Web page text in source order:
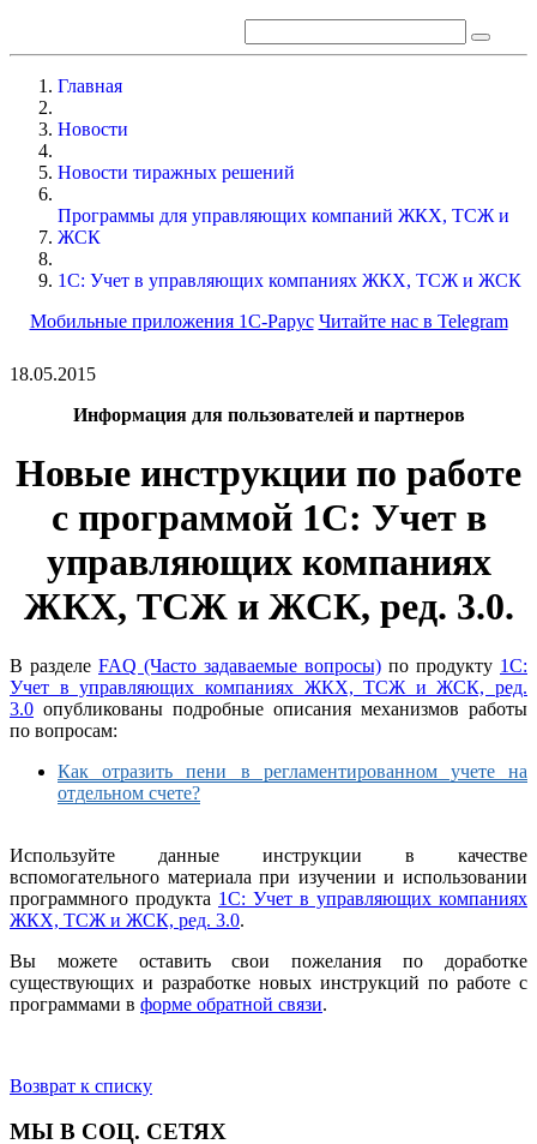
Главная
Новости
Новости тиражных решений
Программы для управляющих компаний ЖКХ, ТСЖ и
ЖСК
1С: Учет в управляющих компаниях ЖКХ, ТСЖ и ЖСК
Мобильные приложения 1С-Рарус Читайте нас в Telegram
18.05.2015
Информация для пользователей и партнеров
Новые инструкции по работе
с программой 1С: Учет в
управляющих компаниях
ЖКХ, ТСЖ и ЖСК, ред. 3.0.
В разделе FAQ (Часто задаваемые вопросы) по продукту 1С:
Учет в управляющих компаниях ЖКХ, ТСЖ и ЖСК, ред.
3.0 опубликованы подробные описания механизмов работы
по вопросам:
Как отразить пени в регламентированном учете на
отдельном счете?
Используйте данные инструкции в качестве
вспомогательного материала при изучении и использовании
программного продукта 1С: Учет в управляющих компаниях
ЖКХ, ТСЖ и ЖСК, ред. 3.0.
Вы можете оставить свои пожелания по доработке
существующих и разработке новых инструкций по работе с
программами в форме обратной связи.
Возврат к списку
МЫ В СОЦ. СЕТЯХ